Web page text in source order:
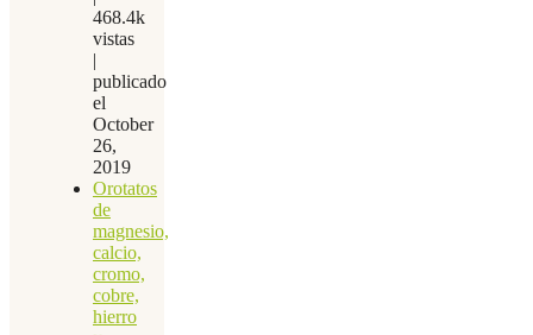
468.4k
vistas
|
publicado
el
October
26,
2019
Orotatos
de
magnesio,
calcio,
cromo,
cobre,
hierro